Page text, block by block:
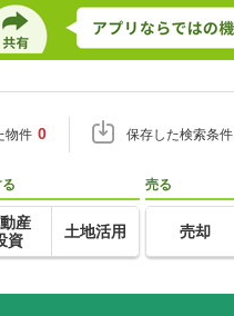
物件 0 保存した検索条件
産
資
土地活用
売る
売却